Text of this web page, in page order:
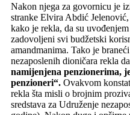
Nakon njega za govornicu je
stranke Elvira Abdić
kako je rekla, da su
zadovoljeni svi budžetski
amandmanima. Tako je
nezaposlenih dioničara rekla
namijenjena penzionerima,
penzioneri“. Ovakvom
rekla šta misli o brojnim
sredstava za Udruženje